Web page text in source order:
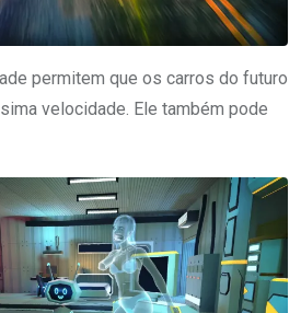
permitem que os carros do futuro
velocidade. Ele também pode